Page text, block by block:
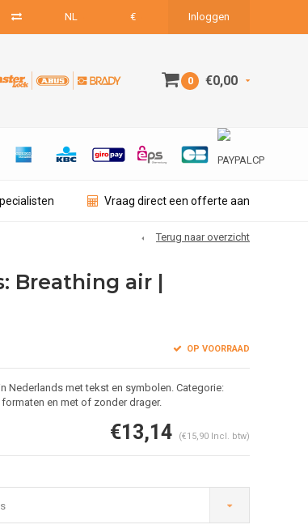
NL € Inloggen
0 €0,00
Vraag direct een offerte aan
Terug naar overzicht
Breathing air |
OP VOORRAAD
Nederlands met tekst en symbolen. Categorie:
en met of zonder drager.
€13,14 (€15,90 Incl. btw)